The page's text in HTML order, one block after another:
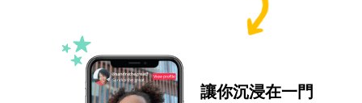
讓你沉浸在一門